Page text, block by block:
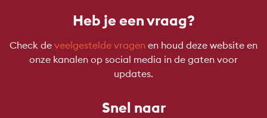
Heb je een vraag?
Check de veelgestelde vragen en houd deze website en
onze kanalen op social media in de gaten voor
updates.
Snel naar